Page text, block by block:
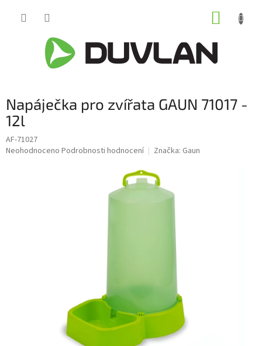
Napáječka pro zvířata GAUN 71017 -
12l
AF-71027
Průměrné
Neohodnoceno Podrobnosti hodnocení Značka: Gaun